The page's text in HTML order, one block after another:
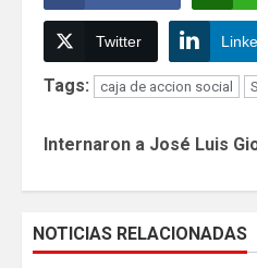
Twitter
Tags: caja de accion social
Reading
Internaron a José Luis
NOTICIAS RELACIONADAS